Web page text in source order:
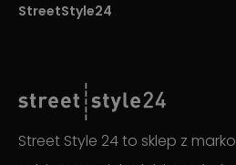
StreetStyle24
Street Style 24 to sklep z